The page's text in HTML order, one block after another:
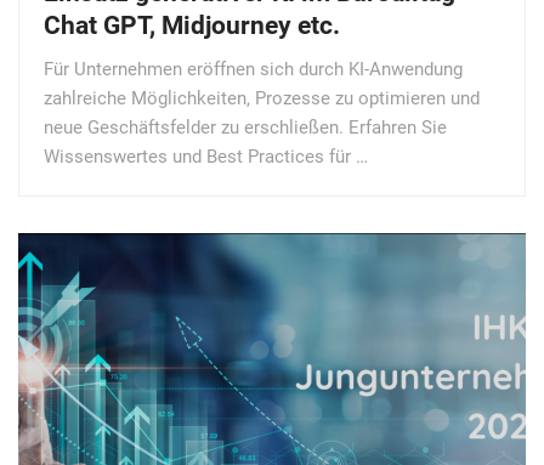
Chat GPT, Midjourney etc.
Für Unternehmen eröffnen sich durch KI-Anwendung
zahlreiche Möglichkeiten, Prozesse zu optimieren und
neue Geschäftsfelder zu erschließen. Erfahren Sie
Wissenswertes und Best Practices für …